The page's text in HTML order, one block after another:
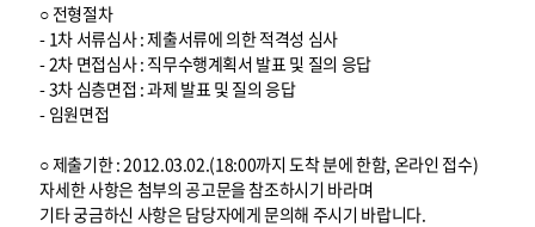
○ 전형절차
- 1차 서류심사 : 제출서류에 의한 적격성 심사
- 2차 면접심사 : 직무수행계획서 발표 및 질의 응답
- 3차 심층면접 : 과제 발표 및 질의 응답
- 임원면접
○ 제출기한 : 2012.03.02.(18:00까지 도착 분에 한함, 온라인 접수)
자세한 사항은 첨부의 공고문을 참조하시기 바라며
기타 궁금하신 사항은 담당자에게 문의해 주시기 바랍니다.